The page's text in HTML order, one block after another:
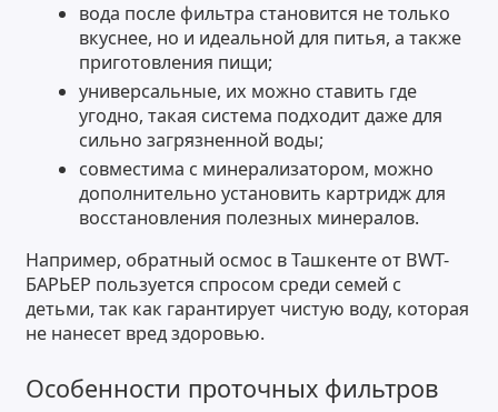
вода после фильтра становится не только
вкуснее, но и идеальной для питья, а также
приготовления пищи;
универсальные, их можно ставить где
угодно, такая система подходит даже для
сильно загрязненной воды;
совместима с минерализатором, можно
дополнительно установить картридж для
восстановления полезных минералов.
Например, обратный осмос в Ташкенте от BWT-
БАРЬЕР пользуется спросом среди семей с
детьми, так как гарантирует чистую воду, которая
не нанесет вред здоровью.
Особенности проточных фильтров